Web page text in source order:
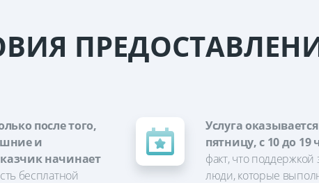
после того,
и
начинает
бесплатной
Услуга
пятницу, с 10 до 19
факт, что поддержкой
люди, которые